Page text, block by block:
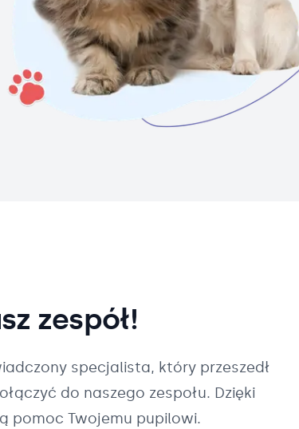
zespół!
specjalista, który przeszedł
do naszego zespołu. Dzięki
pomoc Twojemu pupilowi.